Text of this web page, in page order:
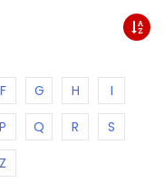
F G H
I
P Q R
S
Z